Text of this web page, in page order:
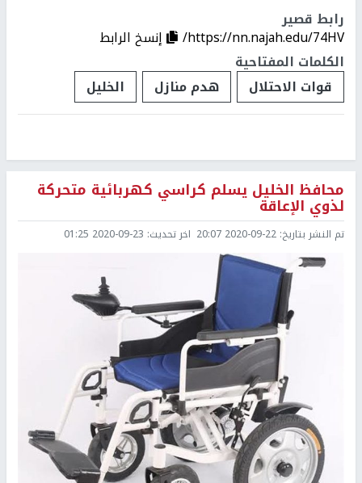
رابط قصير
https://nn.najah.edu/74HV/
إنسخ الرابط
الكلمات المفتاحية
قوات الاحتلال
هدم منازل الخليل
محافظ الخليل يسلم كراسي كهربائية متحركة
لذوي الإعاقة
تم النشر بتاريخ: 2020-09-22 20:07 اخر تحديث: 2020-09-23 01:25